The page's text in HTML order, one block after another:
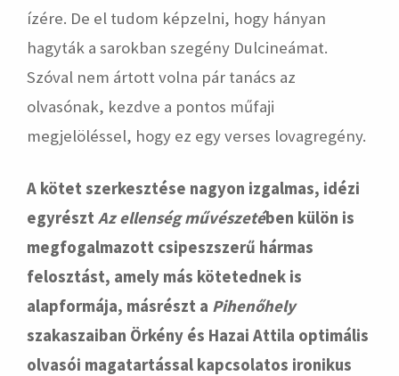
ízére. De el tudom képzelni, hogy hányan
hagyták a sarokban szegény Dulcineámat.
Szóval nem ártott volna pár tanács az
olvasónak, kezdve a pontos műfaji
megjelöléssel, hogy ez egy verses lovagregény.
A kötet szerkesztése nagyon izgalmas, idézi
egyrészt Az ellenség művészetében külön is
megfogalmazott csipeszszerű hármas
felosztást, amely más kötetednek is
alapformája, másrészt a Pihenőhely
szakaszaiban Örkény és Hazai Attila optimális
olvasói magatartással kapcsolatos ironikus